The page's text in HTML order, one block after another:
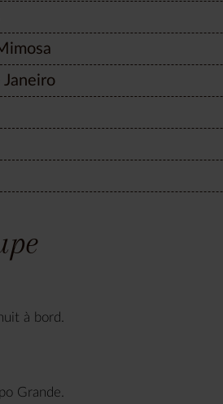
Janeiro
à bord.
Grande.